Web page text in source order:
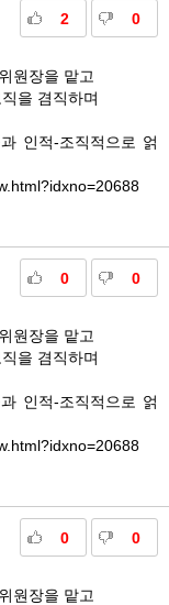
2 0
원장을 맡고
을 겸직하며
인적-조직적으로 얽
0 0
원장을 맡고
을 겸직하며
인적-조직적으로 얽
0 0
원장을 맡고